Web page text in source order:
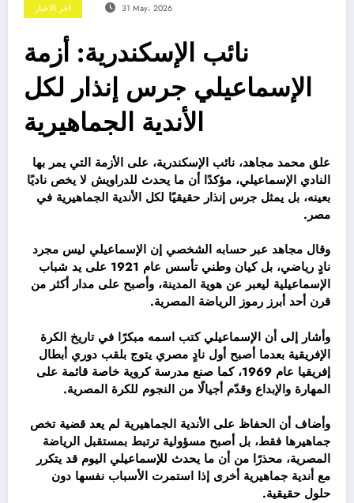
اخر الاخبار 31 May، 2026
نائب الإسكندرية: أزمة
الإسماعيلي جرس إنذار لكل
الأندية الجماهيرية
علق محمد مجاهد، نائب الإسكندرية، على الأزمة التي يمر بها
النادي الإسماعيلي، مؤكدًا أن ما يحدث للدراويش لا يخص ناديًا
بعينه، بل يمثل جرس إنذار حقيقيًا لكل الأندية الجماهيرية في
مصر.
وقال مجاهد عبر حسابه الشخصي إن الإسماعيلي ليس مجرد
نادٍ رياضي، بل كيان وطني تأسس عام 1921 على يد شباب
الإسماعيلية ليعبر عن هوية المدينة، وأصبح على مدار أكثر من
قرن أحد أبرز رموز الرياضة المصرية.
وأشار إلى أن الإسماعيلي كتب اسمه مبكرًا في تاريخ الكرة
الإفريقية بعدما أصبح أول نادٍ مصري يتوج بلقب دوري أبطال
إفريقيا عام 1969، كما صنع مدرسة كروية خاصة قائمة على
المهارة والإبداع وقدّم أجيالًا من النجوم للكرة المصرية.
وأضاف أن الحفاظ على الأندية الجماهيرية لم يعد قضية تخص
جماهيرها فقط، بل أصبح مسؤولية ترتبط بمستقبل الرياضة
المصرية، محذرًا من أن ما يحدث للإسماعيلي اليوم قد يتكرر
مع أندية جماهيرية أخرى إذا استمرت الأسباب نفسها دون
حلول حقيقية.